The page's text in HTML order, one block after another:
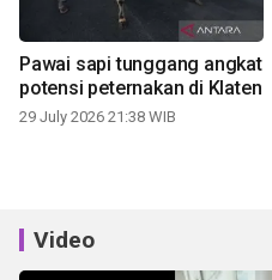
Pawai sapi tunggang angkat
potensi peternakan di Klaten
29 July 2026 21:38 WIB
Video